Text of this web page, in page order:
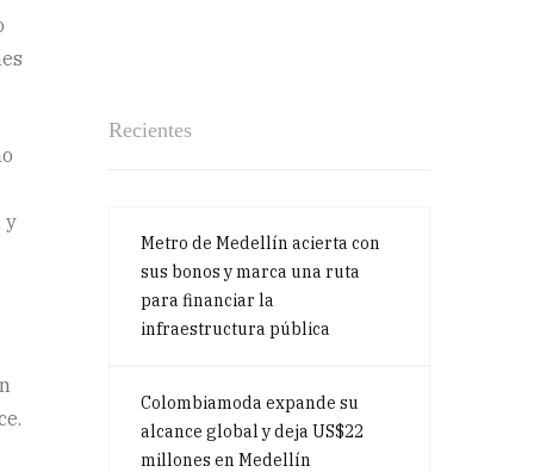
y
Recientes
Metro de Medellín acierta con
sus bonos y marca una ruta
para financiar la
infraestructura pública
Colombiamoda expande su
alcance global y deja US$22
millones en Medellín